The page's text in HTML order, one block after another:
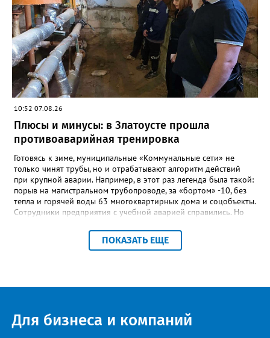
ценностями и любовью к своему делу. Для многих Галина
Ивановна навсегда останется не только талантливым
руководителем, но и настоящим Учителем с большой буквы», -
говорится в сообществе школы №23 во ВКонтакте. Свои
соболезнования семье Галины Ивановны выразил глава
Златоуста Олег Решетников. «Её вклад зафиксирован в
важнейших документах школы, но главное - он остался в
людях: в тех учителях, которых она поддержала, в тех
учениках, которых она вдохновила. Заслуженный учитель РФ,
«Отличник народного просвещения», обладатель медали «За
доблестный труд», Галина Ивановна оставила не только
награды и документы, но и работающий, живой механизм
школы, который продолжает жить её принципами», - говорится
в некрологе.
10:52 07.08.26
Плюсы и минусы: в Златоусте прошла
противоаварийная тренировка
Готовясь к зиме, муниципальные «Коммунальные сети» не
только чинят трубы, но и отрабатывают алгоритм действий
при крупной аварии. Например, в этот раз легенда была такой:
порыв на магистральном трубопроводе, за «бортом» -10, без
тепла и горячей воды 63 многоквартирных дома и соцобъекты.
Сотрудники предприятия с учебной аварией справились. Но
отметили и недочёты. «Например, управляющие компании
несвоевременно приняли меры для предотвращения
— сообщила начальник Главного управления ГЖИ Ирина
оперативно делиться информацией со всеми
заинтересованными – от поставщика тепла до конечных
ПОКАЗАТЬ ЕЩЕ
Для бизнеса и компаний